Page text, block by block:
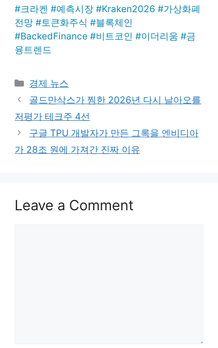
#크라켄 #예측시장 #Kraken2026 #가상화폐
전망 #토큰화주식 #블록체인
#BackedFinance #비트코인 #이더리움 #금
융트렌드
Categories
경제 뉴스
골드만삭스가 찜한 2026년 다시 날아오를
저평가 테크주 4선
구글 TPU 개발자가 만든 그록을 엔비디아
가 28조 원에 가져간 진짜 이유
Leave a Comment